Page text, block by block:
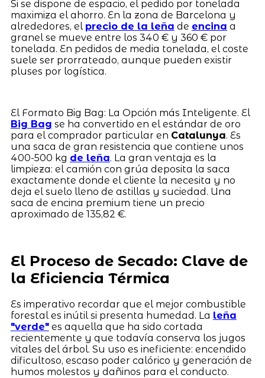
Si se dispone de espacio, el pedido por tonelada
maximiza el ahorro. En la zona de Barcelona y
alrededores, el precio de la leña de encina a
granel se mueve entre los 340 € y 360 € por
tonelada. En pedidos de media tonelada, el coste
suele ser prorrateado, aunque pueden existir
pluses por logística.
El Formato Big Bag: La Opción más Inteligente. El
Big Bag se ha convertido en el estándar de oro
para el comprador particular en Catalunya. Es
una saca de gran resistencia que contiene unos
400-500 kg de leña. La gran ventaja es la
limpieza: el camión con grúa deposita la saca
exactamente donde el cliente la necesita y no
deja el suelo lleno de astillas y suciedad. Una
saca de encina premium tiene un precio
aproximado de 135,82 €.
El Proceso de Secado: Clave de
la Eficiencia Térmica
Es imperativo recordar que el mejor combustible
forestal es inútil si presenta humedad. La leña
"verde"es aquella que ha sido cortada
recientemente y que todavía conserva los jugos
vitales del árbol. Su uso es ineficiente: encendido
dificultoso, escaso poder calórico y generación de
humos molestos y dañinos para el conducto.